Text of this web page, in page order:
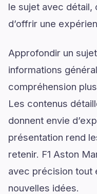
le sujet avec
d’offrir une
Approfondir un
informations
compréhension
Les contenus
donnent envie
présentation rend
retenir. F1 Aston
avec précision tout
nouvelles idées.